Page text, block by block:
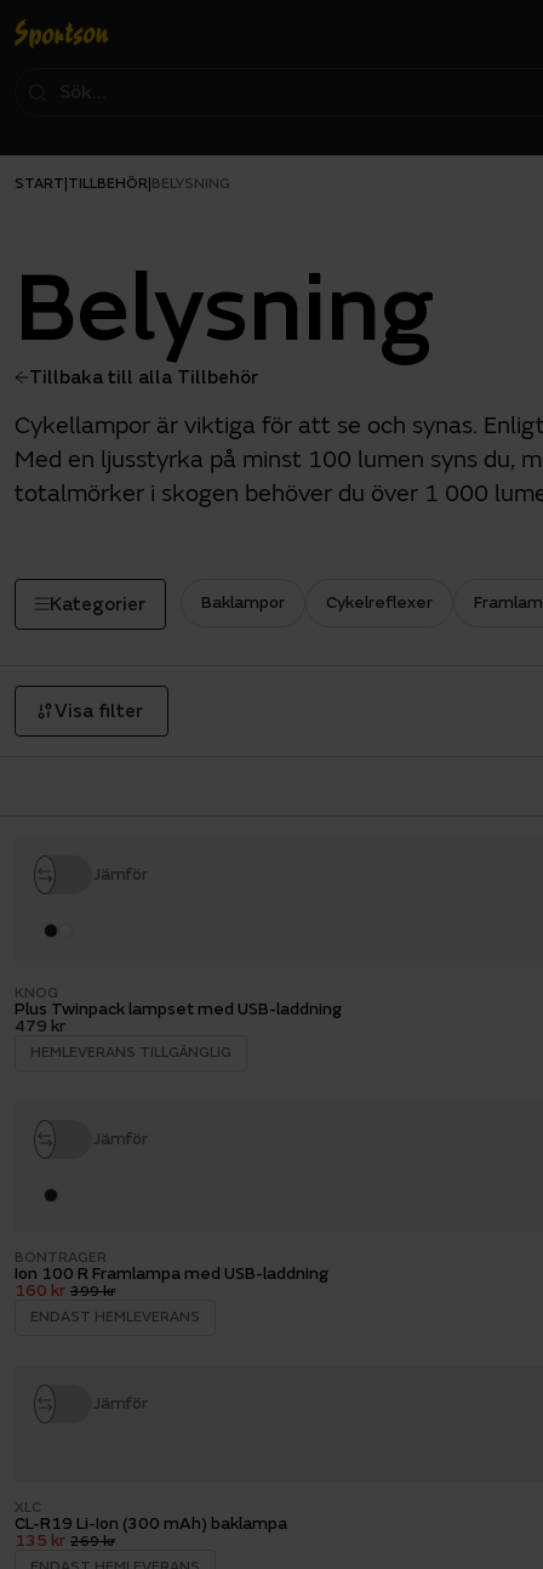
START TILLBEHÖR BELYSNING
Belysning
Tillbaka till alla Tillbehör
Cykellampor är viktiga för att se och synas.
Med en ljusstyrka på minst 100 lumen syns du,
totalmörker i skogen behöver du över 1 000
Kategorier Baklampor Cykelreflexer
Visa filter
Jämför
KNOG
Plus Twinpack lampset med USB-laddning
479 kr
HEMLEVERANS TILLGÄNGLIG
Jämför
BONTRAGER
Ion 100 R Framlampa med USB-laddning
160 kr 399 kr
ENDAST HEMLEVERANS
Jämför
XLC
CL-R19 Li-Ion (300 mAh) baklampa
135 kr 269 kr